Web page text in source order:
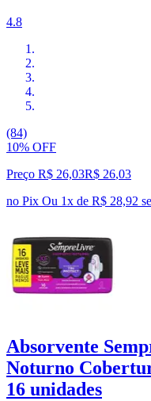
4.8
(84)
10% OFF
Preço R$ 26,03R$ 26,03
no Pix Ou 1x de R$ 28,92
Absorvente
Noturno
16 unidades